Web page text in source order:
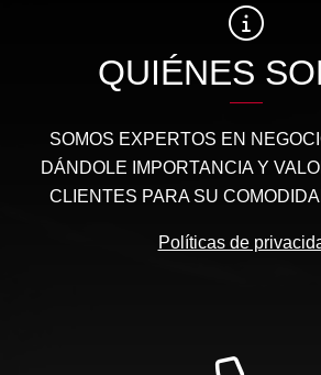
QUIÉNES
SOMOS EXPERTOS EN
DÁNDOLE IMPORTANCIA Y
CLIENTES PARA SU
Políticas de